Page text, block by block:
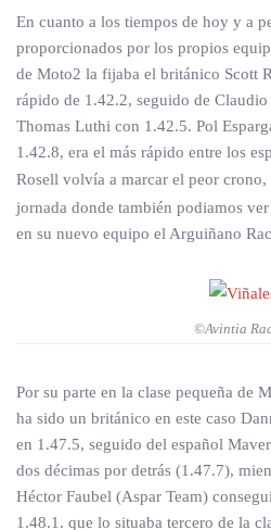
En cuanto a los tiempos de hoy y a
proporcionados por los propios
de Moto2 la fijaba el británico Scott
rápido de 1.42.2, seguido de
Thomas Luthi con 1.42.5. Pol
1.42.8, era el más rápido entre los
Rosell volvía a marcar el peor crono,
jornada donde también podiamos
en su nuevo equipo el Arguiñano
©Avintia
Por su parte en la clase pequeña de
ha sido un británico en este caso
en 1.47.5, seguido del español
dos décimas por detrás (1.47.7),
Héctor Faubel (Aspar Team)
1.48.1. que lo situaba tercero de la